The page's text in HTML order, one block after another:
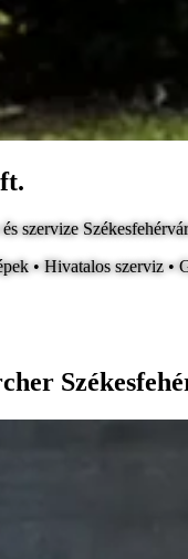
szervize
• Hivatalos szerviz •